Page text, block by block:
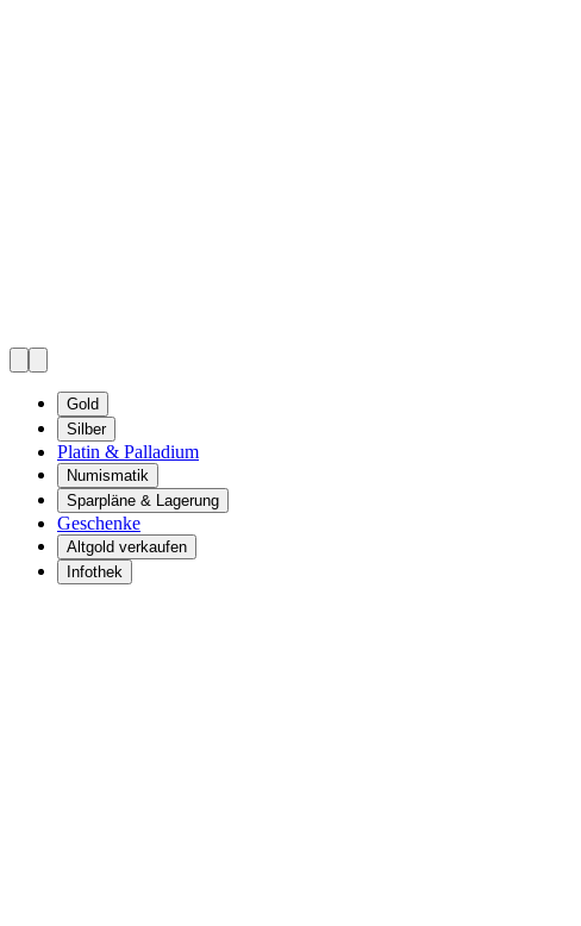
Gold
Silber
Platin & Palladium
Numismatik
Sparpläne & Lagerung
Geschenke
Altgold verkaufen
Infothek